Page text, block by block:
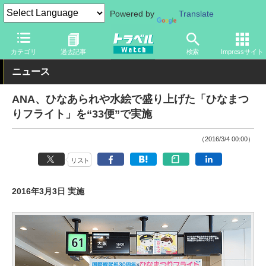
Powered by Translate
カテゴリ 過去記事 検索 Impressサイト
トラベル Watch 旅の方法 空旅 飛行機
ニュース
ANA、ひなあられや水絵で盛り上げた「ひなまつ
りフライト」を“33便”で実施
（2016/3/4 00:00）
リスト
2016年3月3日 実施